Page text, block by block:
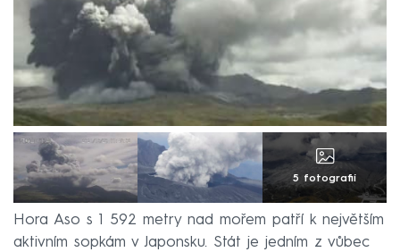
5 fotografií
Hora Aso s 1 592 metry nad mořem patří k největším
aktivním sopkám v Japonsku. Stát je jedním z vůbec